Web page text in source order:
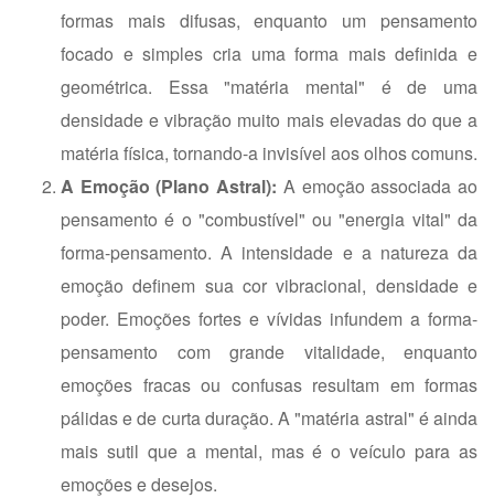
formas mais difusas, enquanto um pensamento
focado e simples cria uma forma mais definida e
geométrica. Essa "matéria mental" é de uma
densidade e vibração muito mais elevadas do que a
matéria física, tornando-a invisível aos olhos comuns.
A Emoção (Plano Astral): A emoção associada ao
pensamento é o "combustível" ou "energia vital" da
forma-pensamento. A intensidade e a natureza da
emoção definem sua cor vibracional, densidade e
poder. Emoções fortes e vívidas infundem a forma-
pensamento com grande vitalidade, enquanto
emoções fracas ou confusas resultam em formas
pálidas e de curta duração. A "matéria astral" é ainda
mais sutil que a mental, mas é o veículo para as
emoções e desejos.